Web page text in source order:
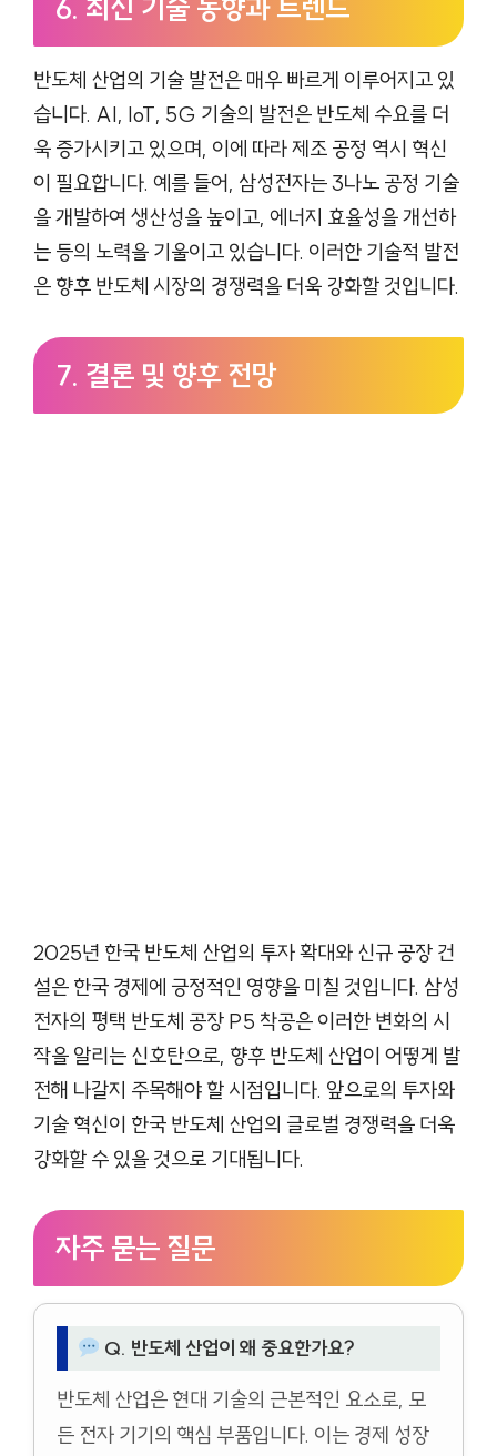
6. 최신 기술 동향과 트렌드
반도체 산업의 기술 발전은 매우 빠르게 이루어지고 있
습니다. AI, IoT, 5G 기술의 발전은 반도체 수요를 더
욱 증가시키고 있으며, 이에 따라 제조 공정 역시 혁신
이 필요합니다. 예를 들어, 삼성전자는 3나노 공정 기술
을 개발하여 생산성을 높이고, 에너지 효율성을 개선하
는 등의 노력을 기울이고 있습니다. 이러한 기술적 발전
은 향후 반도체 시장의 경쟁력을 더욱 강화할 것입니다.
7. 결론 및 향후 전망
2025년 한국 반도체 산업의 투자 확대와 신규 공장 건
설은 한국 경제에 긍정적인 영향을 미칠 것입니다. 삼성
전자의 평택 반도체 공장 P5 착공은 이러한 변화의 시
작을 알리는 신호탄으로, 향후 반도체 산업이 어떻게 발
전해 나갈지 주목해야 할 시점입니다. 앞으로의 투자와
기술 혁신이 한국 반도체 산업의 글로벌 경쟁력을 더욱
강화할 수 있을 것으로 기대됩니다.
자주 묻는 질문
Q. 반도체 산업이 왜 중요한가요?
반도체 산업은 현대 기술의 근본적인 요소로, 모
든 전자 기기의 핵심 부품입니다. 이는 경제 성장